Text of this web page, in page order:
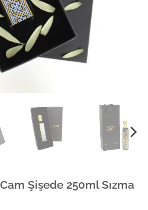
Şişede 250ml Sızma